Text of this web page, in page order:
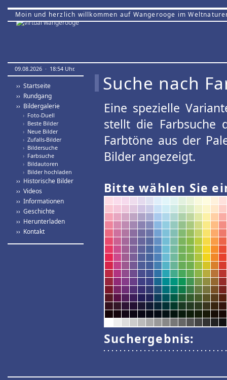
Moin und herzlich willkommen auf Wangerooge im
09.08.2026 · 18:54 Uhr.
›› Startseite
›› Rundgang
›› Bildergalerie
› Foto-Duell
› Beste Bilder
› Neue Bilder
› Zufalls-Bilder
› Bildersuche
› Farbsuche
› Bildautoren
› Bilder hochladen
›› Historische Bilder
›› Videos
›› Informationen
›› Geschichte
›› Herunterladen
›› Kontakt
Suche nach
Eine spezielle
stellt die Farbsuche
Farbtöne aus der
Bilder angezeigt.
Bitte wählen Sie
Suchergebnis: